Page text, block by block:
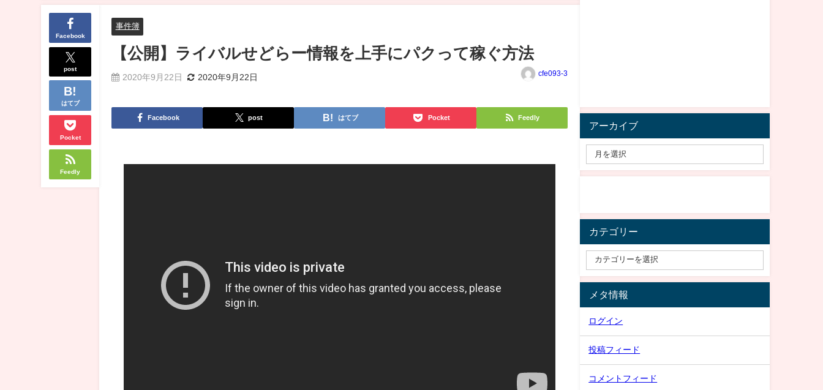
Facebook
post
はてブ
Pocket
Feedly
事件簿
【公開】ライバルせどらー情報を上手にパクって稼ぐ方法
2020年9月22日 2020年9月22日 cfe093-3
Facebook post はてブ Pocket Feedly
アーカイブ
カテゴリー
メタ情報
ログイン
投稿フィード
コメントフィード